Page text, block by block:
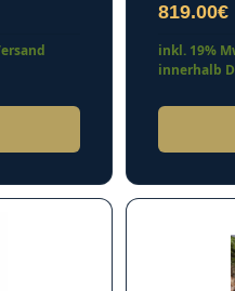
819.00€